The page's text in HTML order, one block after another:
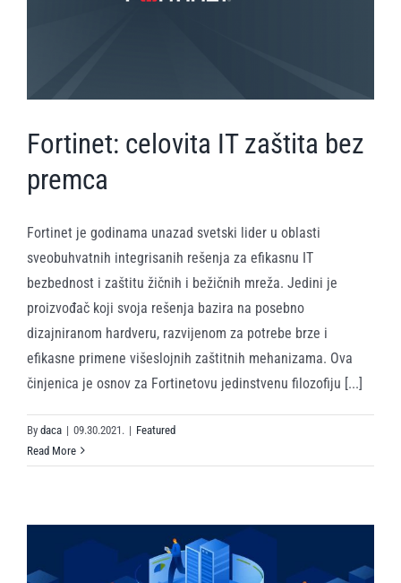
Fortinet: celovita IT zaštita bez
premca
Fortinet je godinama unazad svetski lider u oblasti
sveobuhvatnih integrisanih rešenja za efikasnu IT
bezbednost i zaštitu žičnih i bežičnih mreža. Jedini je
proizvođač koji svoja rešenja bazira na posebno
dizajniranom hardveru, razvijenom za potrebe brze i
efikasne primene višeslojnih zaštitnih mehanizama. Ova
činjenica je osnov za Fortinetovu jedinstvenu filozofiju [...]
By daca | 09.30.2021. | Featured
Read More